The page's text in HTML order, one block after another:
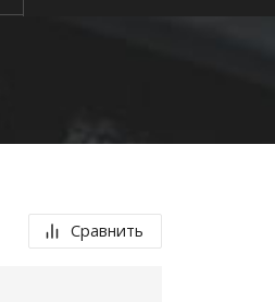
Сравнить